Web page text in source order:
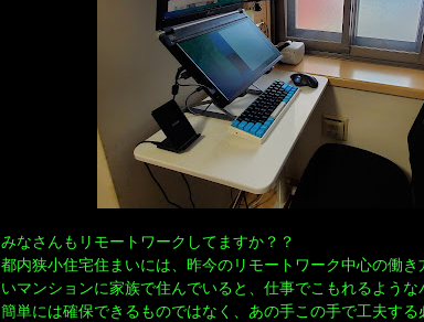
みなさんもリモートワークしてますか？？
都内狭小住宅住まいには、昨今のリモートワーク中心の働
いマンションに家族で住んでいると、仕事でこもれるよう
簡単には確保できるものではなく、あの手この手で工夫する